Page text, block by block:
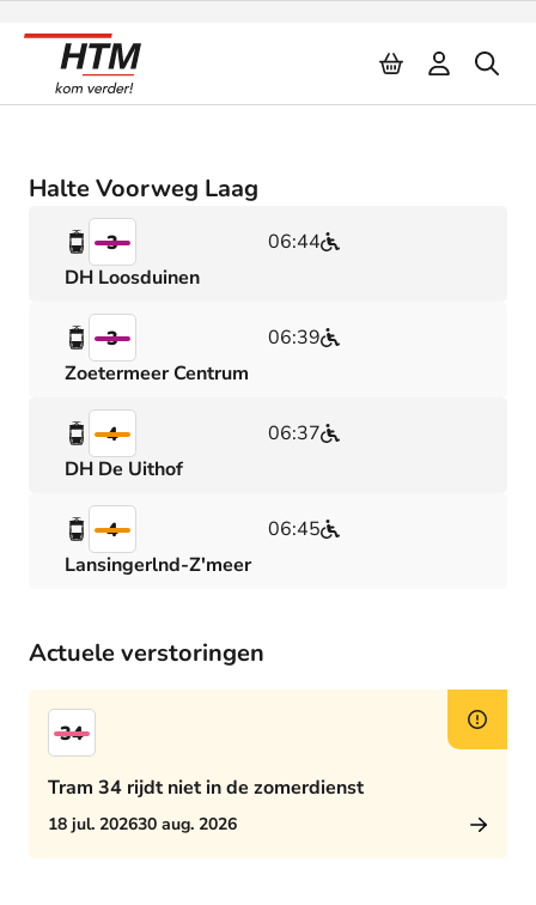
Halte Voorweg Laag
3
06:44
DH Loosduinen
3
06:39
Zoetermeer Centrum
4
06:37
DH De Uithof
4
06:45
Lansingerlnd-Z'meer
Actuele verstoringen
34
Tram 34 rijdt niet in de zomerdienst
18 jul. 202630 aug. 2026